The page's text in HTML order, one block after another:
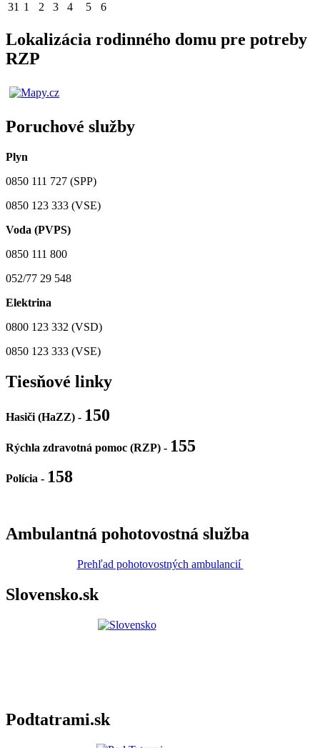
31 1 2 3 4 5 6
Lokalizácia rodinného domu pre potreby
RZP
Poruchové služby
Plyn
0850 111 727 (SPP)
0850 123 333 (VSE)
Voda (PVPS)
0850 111 800
052/77 29 548
Elektrina
0800 123 332 (VSD)
0850 123 333 (VSE)
Tiesňové linky
Hasiči (HaZZ) - 150
Rýchla zdravotná pomoc (RZP) - 155
Polícia - 158
Ambulantná pohotovostná služba
Prehľad pohotovostných ambulancií
Slovensko.sk
Podtatrami.sk